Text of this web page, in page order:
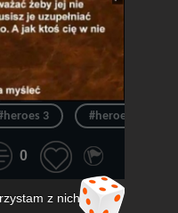
3 #heroes of
0
z nich,